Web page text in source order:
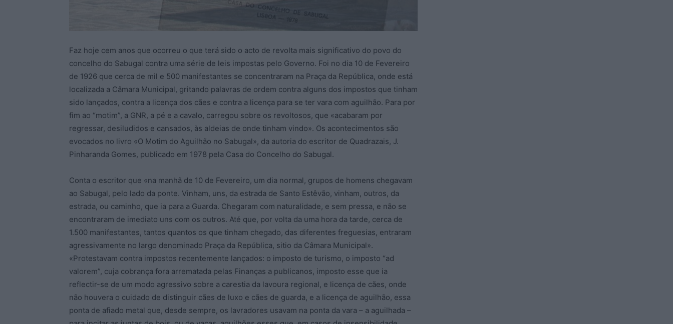
Faz hoje cem anos que ocorreu o que terá sido o acto de revolta mais significativo do povo do
concelho do Sabugal contra uma série de leis impostas pelo Governo. Foi no dia 10 de Fevereiro
de 1926 que cerca de mil e 500 manifestantes se concentraram na Praça da República, onde está
localizada a Câmara Municipal, gritando palavras de ordem contra alguns dos impostos que tinham
sido lançados, contra a licença dos cães e contra a licença para se ter vara com aguilhão. Para por
fim ao “motim”, a GNR, a pé e a cavalo, carregou sobre os revoltosos, que «acabaram por
regressar, desiludidos e cansados, às aldeias de onde tinham vindo». Os acontecimentos são
evocados no livro «O Motim do Aguilhão no Sabugal», da autoria do escritor de Quadrazais, J.
Pinharanda Gomes, publicado em 1978 pela Casa do Concelho do Sabugal.
Conta o escritor que «na manhã de 10 de Fevereiro, um dia normal, grupos de homens chegavam
ao Sabugal, pelo lado da ponte. Vinham, uns, da estrada de Santo Estêvão, vinham, outros, da
estrada, ou caminho, que ia para a Guarda. Chegaram com naturalidade, e sem pressa, e não se
encontraram de imediato uns com os outros. Até que, por volta da uma hora da tarde, cerca de
1.500 manifestantes, tantos quantos os que tinham chegado, das diferentes freguesias, entraram
agressivamente no largo denominado Praça da República, sitio da Câmara Municipal».
«Protestavam contra impostos recentemente lançados: o imposto de turismo, o imposto “ad
valorem”, cuja cobrança fora arrematada pelas Finanças a publicanos, imposto esse que ia
reflectir-se de um modo agressivo sobre a carestia da lavoura regional, e licença de cães, onde
não houvera o cuidado de distinguir cães de luxo e cães de guarda, e a licença de aguilhão, essa
ponta de afiado metal que, desde sempre, os lavradores usavam na ponta da vara – a aguilhada –